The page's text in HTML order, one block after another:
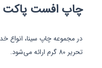
چاپ افست پاکت
در مجموعه چاپ سینا،
تحریر 80 گرم ارائه می‌شود.